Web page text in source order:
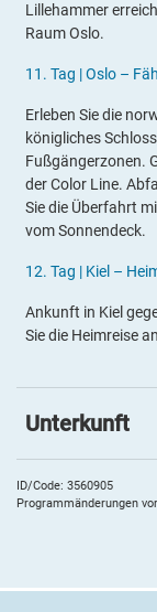
Lillehammer
Raum Oslo.
11. Tag |Oslo –
Erleben Sie die
königliches
Fußgängerzonen.
der Color Line.
Sie die Überfahrt
vom Sonnendeck.
12. Tag | Kiel –
Ankunft in Kiel
Sie die Heimreise
Unterkunft
Ihre Hotels
Sie übernachten in
Hotelnamen
ID/Code: 3560905
Programmänderungen